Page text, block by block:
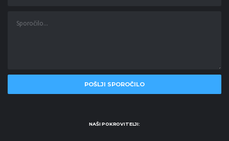
NAŠI POKROVITELJI: